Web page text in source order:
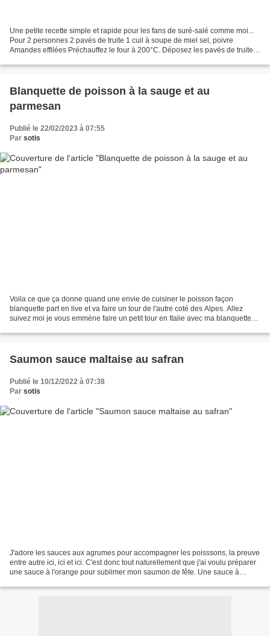
Une petite recette simple et rapide pour les fans de suré-salé comme moi...
Pour 2 personnes 2 pavés de truite 1 cuil à soupe de miel sel, poivre
Amandes effilées Préchauffez le four à 200°C. Déposez les pavés de truite
Blanquette de poisson à la sauge et au
parmesan
Publié le 22/02/2023 à 07:55
Par sotis
Voila ce que ça donne quand une envie de cuisiner le poisson façon
blanquette part en live et va faire un tour de l'autre coté des Alpes. Allez
suivez moi je vous emmène faire un petit tour en Italie avec ma blanquette
Saumon sauce maltaise au safran
Publié le 10/12/2022 à 07:38
Par sotis
J'adore les sauces aux agrumes pour accompagner les poisssons, la preuve
entre autre ici, ici et ici. C'est donc tout naturellement que j'ai voulu préparer
une sauce à l'orange pour sublimer mon saumon de fête. Une sauce à